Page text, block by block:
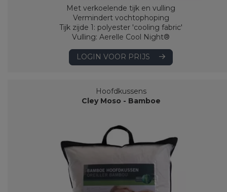
Met verkoelende tijk en vulling
Vermindert vochtophoping
Tijk zijde 1: polyester 'cooling fabric'
Vulling: Aerelle Cool Night®
LOGIN VOOR PRIJS
Hoofdkussens
Cley Moso - Bamboe